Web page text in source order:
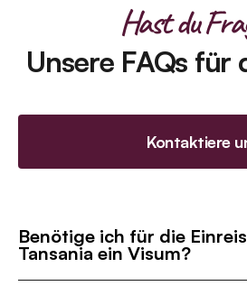
Hast du
Unsere FAQs für
Kontaktiere
Benötige ich für die
Tansania ein Visum?